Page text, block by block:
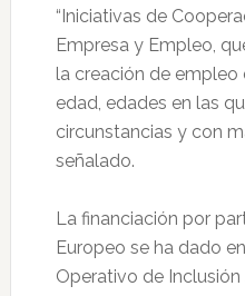
“Iniciativas de
Empresa y Empleo,
la creación de
edad, edades en las
circunstancias y con
señalado.
La financiación por
Europeo se ha dado
Operativo de